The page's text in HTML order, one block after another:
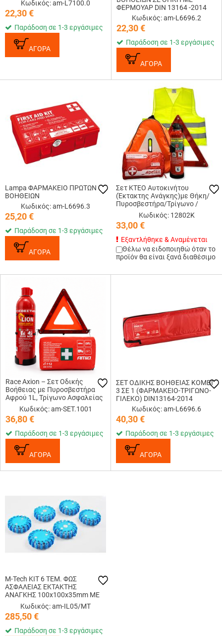
Κωδικός: am-L7100.0
22,30€
Παράδοση σε 1-3 εργάσιμες
ΑΓΟΡΑ
ΦΕΡΜΟΥΑΡ DIN 13164 -2014
Κωδικός: am-L6696.2
22,30€
Παράδοση σε 1-3 εργάσιμες
ΑΓΟΡΑ
Lampa ΦΑΡΜΑΚΕΙΟ ΠΡΩΤΩΝ
ΒΟΗΘΕΙΩΝ
Κωδικός: am-L6696.3
25,20€
Παράδοση σε 1-3 εργάσιμες
ΑΓΟΡΑ
Σετ ΚΤΕΟ Αυτοκινήτου
(Έκτακτης Ανάγκης)με Θήκη/
Πυροσβεστήρα/Τρίγωνο /
Γιλέκο & Πιστοποιημένο
Φαρμακείο
Κωδικός: 12802K
33,00€
Εξαντλήθηκε & Αναμένεται
Θέλω να ειδοποιηθώ όταν το
προϊόν θα είναι ξανά διαθέσιμο
Race Axion – Σετ Οδικής
Βοήθειας με Πυροσβεστήρα
Αφρού 1L, Τρίγωνο Ασφαλείας
και Φαρμακείο DIN 13164-2022
για Πλήρη Ετοιμότητα σε
Έκτακτες Ανάγκες ...
Κωδικός: am-SET.1001
36,80€
Παράδοση σε 1-3 εργάσιμες
ΑΓΟΡΑ
ΣΕΤ ΟΔΙΚΗΣ ΒΟΗΘΕΙΑΣ KOMBI
3 ΣΕ 1 (ΦΑΡΜΑΚΕΙΟ-ΤΡΙΓΩΝΟ-
ΓΙΛΕΚΟ) DIN13164-2014
Κωδικός: am-L6696.6
40,30€
Παράδοση σε 1-3 εργάσιμες
ΑΓΟΡΑ
M-Tech ΚΙΤ 6 ΤΕΜ. ΦΩΣ
ΑΣΦΑΛΕΙΑΣ ΕΚΤΑΚΤΗΣ
ΑΝΑΓΚΗΣ 100x100x35mm ΜΕ
15LED 5 ΧΡΗΣΕΩΝ (ΜΠΑΤΑΡΙΕΣ
3xAAA)
Κωδικός: am-IL05/MT
285,50€
Παράδοση σε 1-3 εργάσιμες